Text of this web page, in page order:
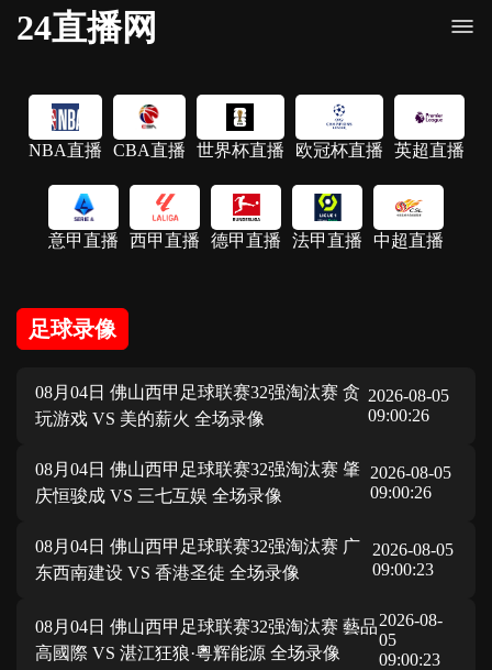
24直播网
NBA直播 CBA直播 世界杯直播 欧冠杯直播 英超直播
意甲直播 西甲直播 德甲直播 法甲直播 中超直播
足球录像
08月04日 佛山西甲足球联赛32强淘汰赛 贪
玩游戏 VS 美的薪火 全场录像
2026-08-05
09:00:26
08月04日 佛山西甲足球联赛32强淘汰赛 肇
庆恒骏成 VS 三七互娱 全场录像
2026-08-05
09:00:26
08月04日 佛山西甲足球联赛32强淘汰赛 广
东西南建设 VS 香港圣徒 全场录像
2026-08-05
09:00:23
08月04日 佛山西甲足球联赛32强淘汰赛 藝品
高國際 VS 湛江狂狼·粵辉能源 全场录像
2026-08-
05
09:00:23